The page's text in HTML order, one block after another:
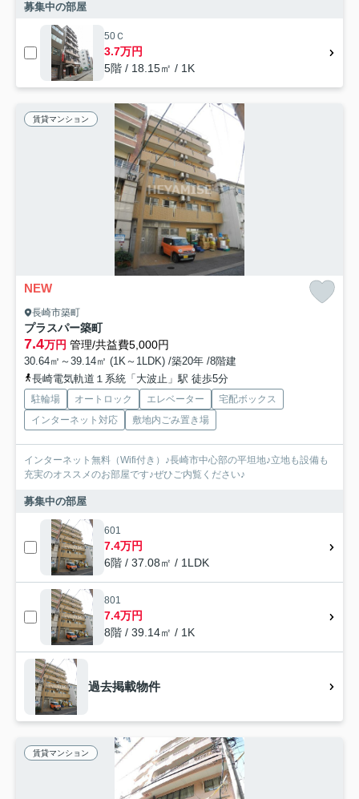
募集中の部屋
50Ｃ
3.7万円
5階 / 18.15㎡ / 1K
賃貸マンション
NEW
長崎市築町
プラスパー築町
7.4万円 管理/共益費5,000円
30.64㎡～39.14㎡ (1K～1LDK) /築20年 /8階建
長崎電気軌道１系統「大波止」駅 徒歩5分
駐輪場 オートロック エレベーター
宅配ボックス
インターネット対応
敷地内ごみ置き場
インターネット無料（Wifi付き）♪長崎市中心部の平坦地♪立地も設備も
充実のオススメのお部屋です♪ぜひご内覧ください♪
募集中の部屋
601
7.4万円
6階 / 37.08㎡ / 1LDK
801
7.4万円
8階 / 39.14㎡ / 1K
過去掲載物件
賃貸マンション